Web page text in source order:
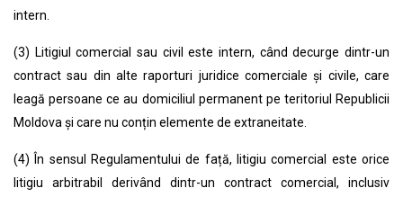
intern.
(3) Litigiul comercial sau civil este intern, când decurge dintr-un
contract sau din alte raporturi juridice comerciale și civile, care
leagă persoane ce au domiciliul permanent pe teritoriul Republicii
Moldova și care nu conțin elemente de extraneitate.
(4) În sensul Regulamentului de față, litigiu comercial este orice
litigiu arbitrabil derivând dintr-un contract comercial, inclusiv